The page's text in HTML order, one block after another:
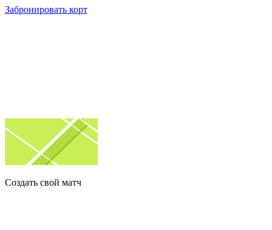
Забронировать корт
Создать свой матч